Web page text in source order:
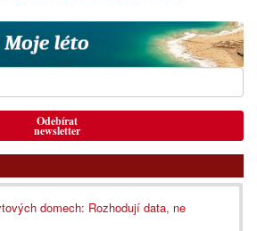
Odebírat
newsletter
domech: Rozhodují data, ne